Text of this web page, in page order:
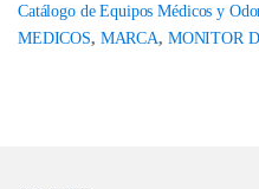
Catálogo de Equipos Médicos y
MEDICOS, MARCA, MONITOR